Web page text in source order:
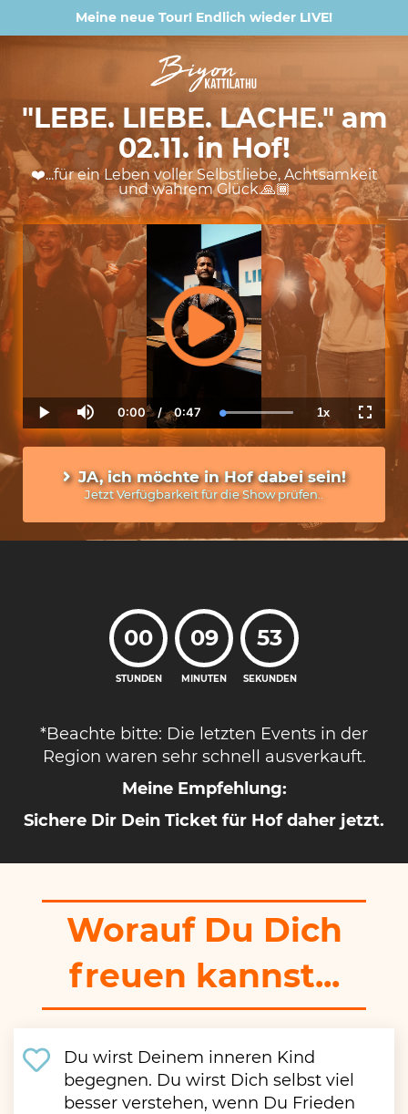
Meine neue Tour! Endlich wieder LIVE!
"LEBE. LIEBE. LACHE." am
02.11. in Hof!
❤️...für ein Leben voller Selbstliebe, Achtsamkeit
und wahrem Glück.🙏🏾
Play Mute
Current
Time
0:00 / Duration
0:47 Loaded
100.00%
1xPlayback
Rate
JA, ich möchte in Hof dabei sein!
Jetzt Verfügbarkeit für die Show prüfen..
00
STUNDEN
09
MINUTEN
52
SEKUNDEN
*Beachte bitte: Die letzten Events in der
Region waren sehr schnell ausverkauft.
Meine Empfehlung:
Sichere Dir Dein Ticket für Hof daher jetzt.
Worauf Du Dich
freuen kannst...
Du wirst Deinem inneren Kind
begegnen. Du wirst Dich selbst viel
besser verstehen, wenn Du Frieden